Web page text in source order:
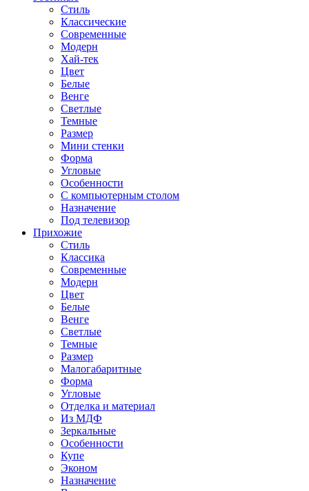
Стиль
Классические
Современные
Модерн
Хай-тек
Цвет
Белые
Венге
Светлые
Темные
Размер
Мини стенки
Форма
Угловые
Особенности
С компьютерным столом
Назначение
Под телевизор
Прихожие
Стиль
Классика
Современные
Модерн
Цвет
Белые
Венге
Светлые
Темные
Размер
Малогабаритные
Форма
Угловые
Отделка и материал
Из МДФ
Зеркальные
Особенности
Купе
Эконом
Назначение